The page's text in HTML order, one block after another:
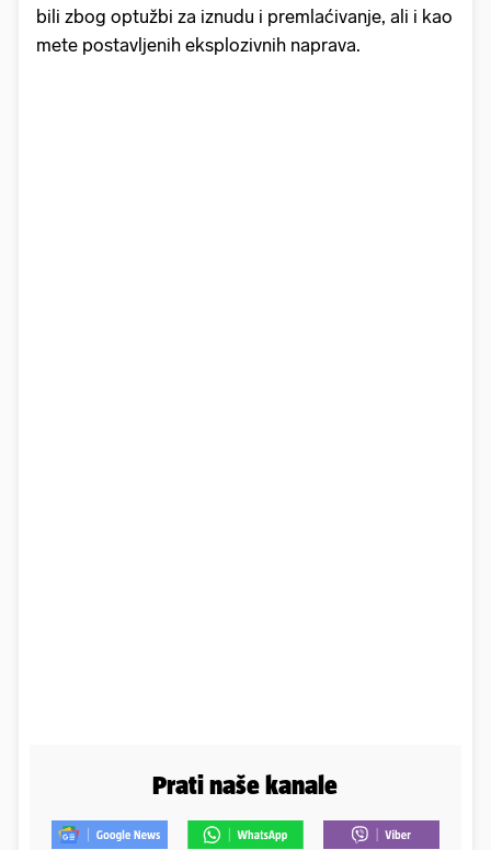
bili zbog optužbi za iznudu i premlaćivanje, ali i kao
mete postavljenih eksplozivnih naprava.
Prati naše kanale